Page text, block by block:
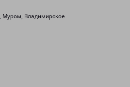
Муром, Владимирское